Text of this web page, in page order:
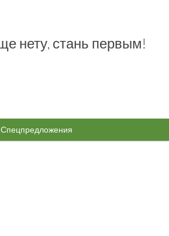
нету, стань первым!
Спецпредложения